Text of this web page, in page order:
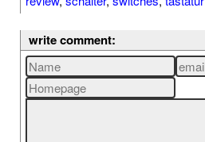
write comment: